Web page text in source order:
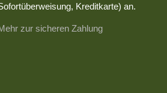
Kreditkarte) an.
zur sicheren Zahlung